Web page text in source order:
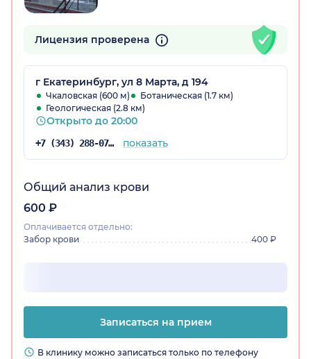
Лицензия проверена
г Екатеринбург, ул 8 Марта, д 194
Чкаловская (600 м)
Ботаническая (1.7 км)
Геологическая (2.8 км)
Открыто до 20:00
+7 (343) 288-07-69 показать
Общий анализ крови
600 ₽
Оплачивается отдельно:
Забор крови
400 ₽
Записаться на прием
В клинику можно записаться только по телефону